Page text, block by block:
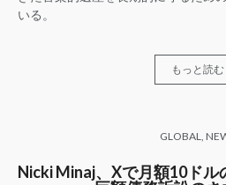
いる。
もっと読む
GLOBAL
Nicki Minaj、Xで月額10ドル